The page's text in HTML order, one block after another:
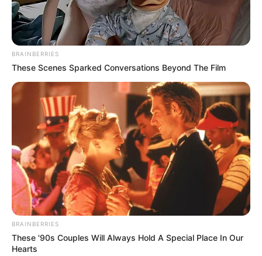
BRAINBERRIES
These Scenes Sparked Conversations Beyond The Film
BRAINBERRIES
These '90s Couples Will Always Hold A Special Place In Our
Hearts